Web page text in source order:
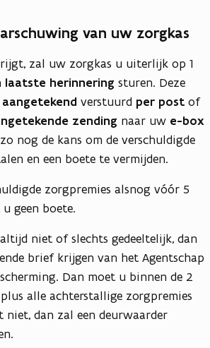
van uw zorgkas
zal uw zorgkas u uiterlijk op 1
laatste herinnering sturen. Deze
aangetekend verstuurd per post of
zending naar uw e-box
nog de kans om de verschuldigde
en een boete te vermijden.
zorgpremies alsnog vóór 5
geen boete.
niet of slechts gedeeltelijk, dan
brief krijgen van het Agentschap
Dan moet u binnen de 2
alle achterstallige zorgpremies
niet, dan zal een deurwaarder